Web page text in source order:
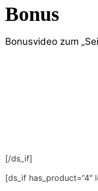
Bonus
Bonusvideo zum
[/ds_if]
[ds_if has_product=“4″